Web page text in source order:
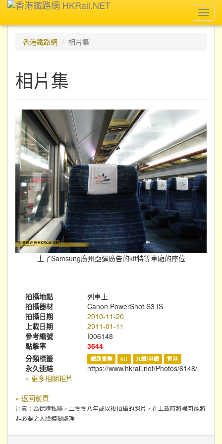
香港鐵路網
相片集
相片集
上了Samsung廣州亞運廣告的ktt特等車廂的座位
拍攝地點
列車上
拍攝器材
Canon PowerShot S3 IS
拍攝日期
2010-11-20
上載日期
2011-01-11
參考編號
I006148
點擊率
3644
分類標籤
鐵路車輛 ktt 九鐵/港鐵 香港
永久連結
https://www.hkrail.net/Photos/6148/
» 更多相關相片
« 返回前頁
注意：為保障私隱，二零零八年或以後拍攝的照片，在上載時將盡可能將
非必要之人臉模糊處理